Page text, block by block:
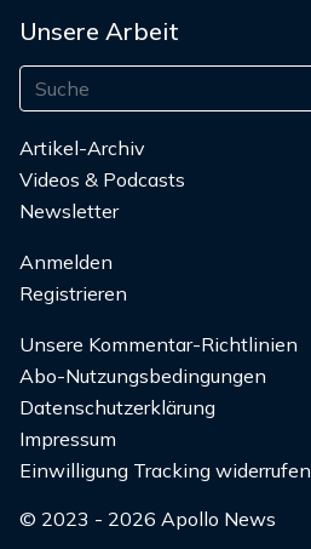
Unsere Arbeit
Artikel-Archiv
Videos & Podcasts
Newsletter
Anmelden
Registrieren
Unsere Kommentar-Richtlinien
Abo-Nutzungsbedingungen
Datenschutzerklärung
Impressum
Einwilligung Tracking widerrufen
© 2023 - 2026 Apollo News